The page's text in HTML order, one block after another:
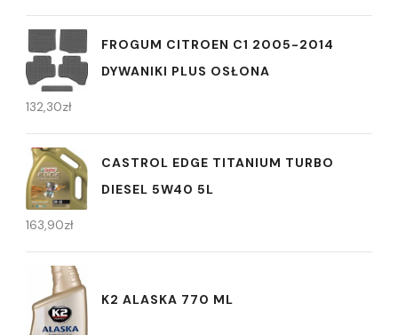
FROGUM CITROEN C1 2005-2014
DYWANIKI PLUS OSŁONA
132,30zł
CASTROL EDGE TITANIUM TURBO
DIESEL 5W40 5L
163,90zł
K2 ALASKA 770 ML